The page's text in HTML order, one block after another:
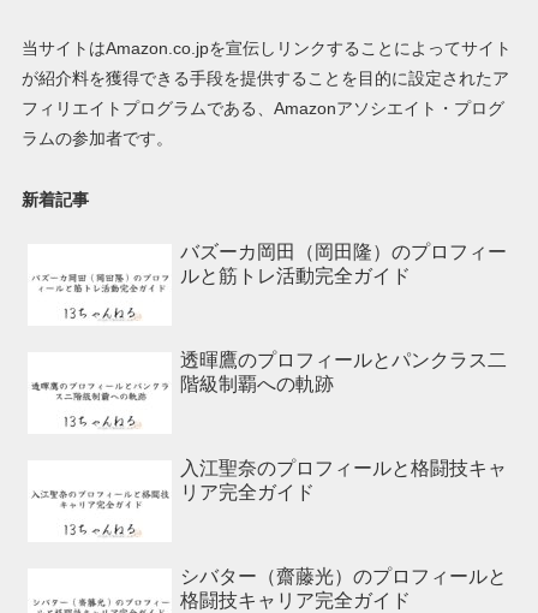
当サイトはAmazon.co.jpを宣伝しリンクすることによってサイト
が紹介料を獲得できる手段を提供することを目的に設定されたア
フィリエイトプログラムである、Amazonアソシエイト・プログ
ラムの参加者です。
新着記事
バズーカ岡田（岡田隆）のプロフィー
ルと筋トレ活動完全ガイド
透暉鷹のプロフィールとパンクラス二
階級制覇への軌跡
入江聖奈のプロフィールと格闘技キャ
リア完全ガイド
シバター（齋藤光）のプロフィールと
格闘技キャリア完全ガイド